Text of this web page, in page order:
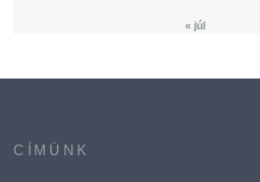
« júl
CÍMÜNK